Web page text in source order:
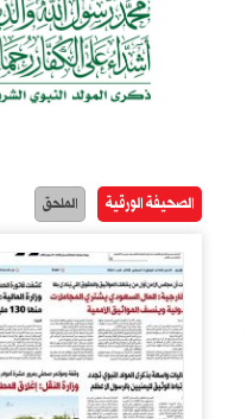
الصحيفة الورقية الملحق